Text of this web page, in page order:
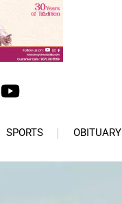
SPORTS OBITUARY